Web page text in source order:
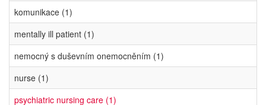
komunikace (1)
mentally ill patient (1)
nemocný s duševním onemocněním (1)
nurse (1)
psychiatric nursing care (1)